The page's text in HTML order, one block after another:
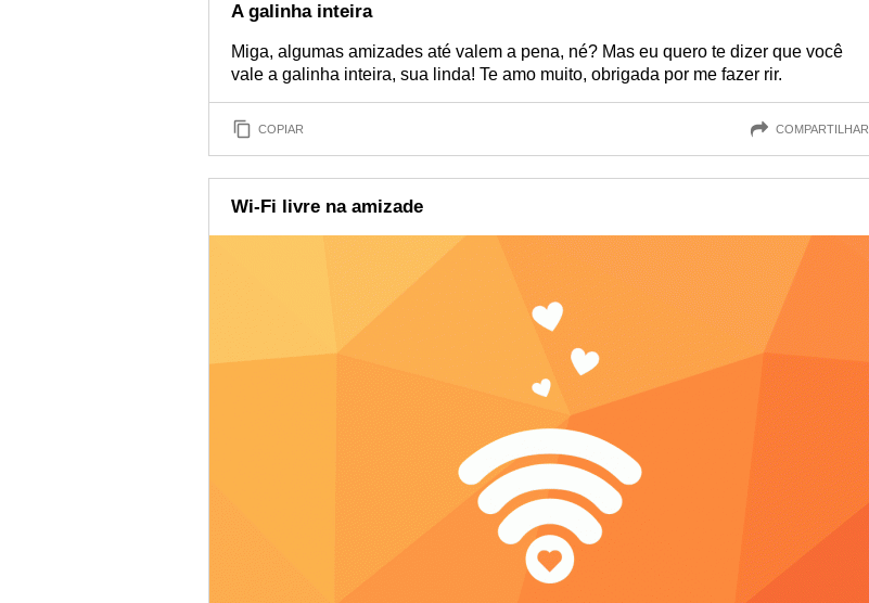
A galinha inteira
Miga, algumas amizades até valem a pena, né? Mas eu quero te dizer que você
vale a galinha inteira, sua linda! Te amo muito, obrigada por me fazer rir.
COPIAR COMPARTILHAR
Wi-Fi livre na amizade